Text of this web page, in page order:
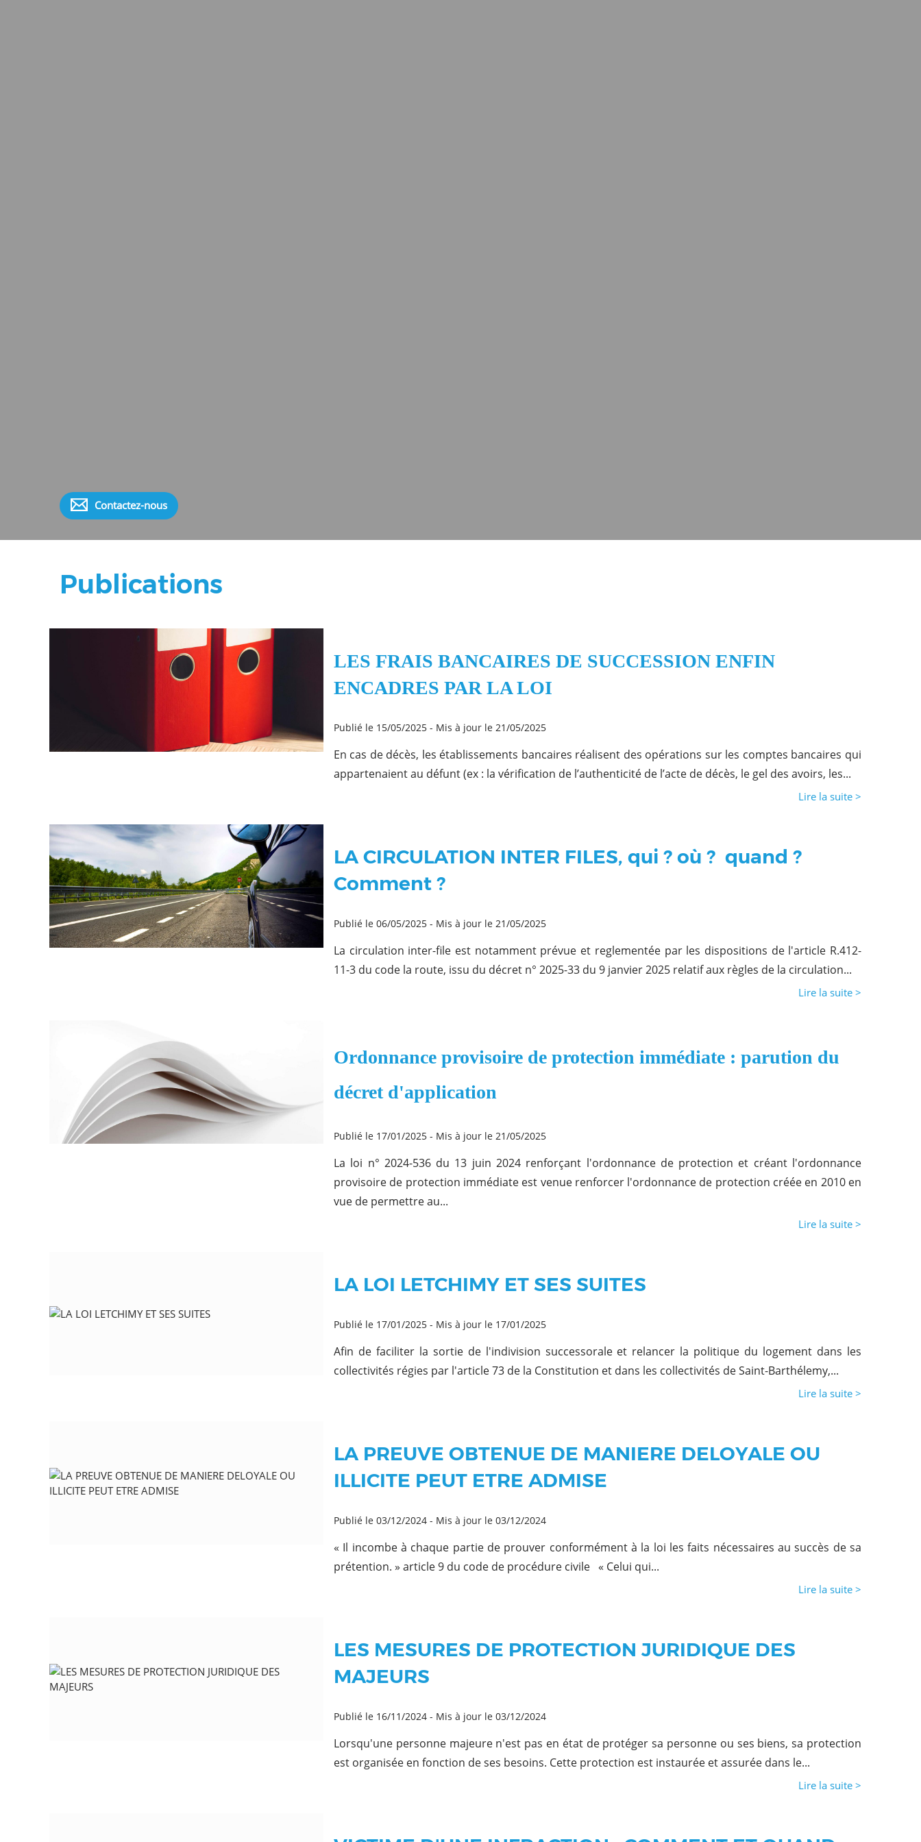
Contactez-nous
Publications
LES FRAIS BANCAIRES DE SUCCESSION ENFIN
ENCADRES PAR LA LOI
Publié le 15/05/2025- Mis à jour le 21/05/2025
En cas de décès, les établissements bancaires réalisent des opérations sur les comptes bancaires qui
appartenaient au défunt (ex : la vérification de l’authenticité de l’acte de décès, le gel des avoirs, les...
Lire la suite >
LA CIRCULATION INTER FILES, qui ? où ? quand ?
Comment ?
Publié le 06/05/2025- Mis à jour le 21/05/2025
La circulation inter-file est notamment prévue et reglementée par les dispositions de l'article R.412-
11-3 du code la route, issu du décret n° 2025-33 du 9 janvier 2025 relatif aux règles de la circulation...
Lire la suite >
Ordonnance provisoire de protection immédiate : parution du
décret d'application
Publié le 17/01/2025- Mis à jour le 21/05/2025
La loi n° 2024-536 du 13 juin 2024 renforçant l'ordonnance de protection et créant l'ordonnance
provisoire de protection immédiate est venue renforcer l'ordonnance de protection créée en 2010 en
vue de permettre au...
Lire la suite >
LA LOI LETCHIMY ET SES SUITES
Publié le 17/01/2025- Mis à jour le 17/01/2025
Afin de faciliter la sortie de l'indivision successorale et relancer la politique du logement dans les
collectivités régies par l'article 73 de la Constitution et dans les collectivités de Saint-Barthélemy,...
Lire la suite >
LA PREUVE OBTENUE DE MANIERE DELOYALE OU
ILLICITE PEUT ETRE ADMISE
Publié le 03/12/2024- Mis à jour le 03/12/2024
« Il incombe à chaque partie de prouver conformément à la loi les faits nécessaires au succès de sa
prétention. » article 9 du code de procédure civile « Celui qui...
Lire la suite >
LES MESURES DE PROTECTION JURIDIQUE DES
MAJEURS
Publié le 16/11/2024- Mis à jour le 03/12/2024
Lorsqu'une personne majeure n'est pas en état de protéger sa personne ou ses biens, sa protection
est organisée en fonction de ses besoins. Cette protection est instaurée et assurée dans le...
Lire la suite >